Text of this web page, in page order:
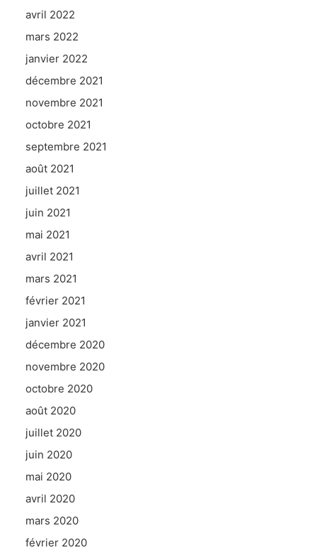
avril 2022
mars 2022
janvier 2022
décembre 2021
novembre 2021
octobre 2021
septembre 2021
août 2021
juillet 2021
juin 2021
mai 2021
avril 2021
mars 2021
février 2021
janvier 2021
décembre 2020
novembre 2020
octobre 2020
août 2020
juillet 2020
juin 2020
mai 2020
avril 2020
mars 2020
février 2020